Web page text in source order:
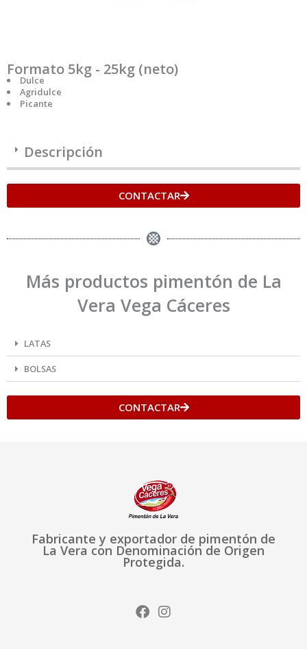
Formato 5kg - 25kg (neto)
Dulce
Agridulce
Picante
Descripción
CONTACTAR
Más productos pimentón de La
Vera Vega Cáceres
LATAS
BOLSAS
CONTACTAR
Fabricante y exportador de pimentón de
La Vera con Denominación de Origen
Protegida.
F
a
I
n